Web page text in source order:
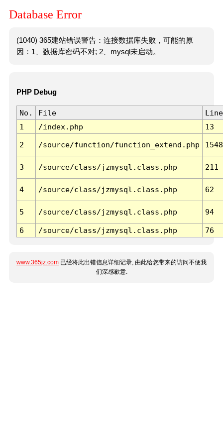
Database Error
(1040) 365建站错误警告：连接数据库失败，可能的原
因：1、数据库密码不对; 2、mysql未启动。
PHP Debug
No. File
Line
1
/index.php 13
2 /source/function/function_extend.php 1548
3 /source/class/jzmysql.class.php 211
4 /source/class/jzmysql.class.php 62
5 /source/class/jzmysql.class.php 94
6 /source/class/jzmysql.class.php 76
www.365jz.com 已经将此出错信息详细记录, 由此给您带来的访问不便我
们深感歉意.